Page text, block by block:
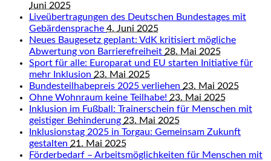
Juni 2025
Liveübertragungen des Deutschen Bundestages mit
Gebärdensprache 4. Juni 2025
Neues Baugesetz geplant: VdK kritisiert mögliche
Abwertung von Barrierefreiheit 28. Mai 2025
Sport für alle: Europarat und EU starten Initiative für
mehr Inklusion 23. Mai 2025
Bundesteilhabepreis 2025 verliehen 23. Mai 2025
Ohne Wohnraum keine Teilhabe! 23. Mai 2025
Inklusion im Fußball: Trainerschein für Menschen mit
geistiger Behinderung 23. Mai 2025
Inklusionstag 2025 in Torgau: Gemeinsam Zukunft
gestalten 21. Mai 2025
Förderbedarf – Arbeitsmöglichkeiten für Menschen mit